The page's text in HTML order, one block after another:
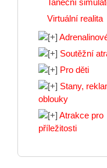
Taneční
Virtuální realita
Soutěžní
Pro děti
Stany,
oblouky
Atrakce pro
příležitosti